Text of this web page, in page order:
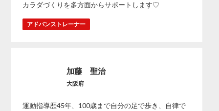
カラダづくりを多方面からサポートします♡
アドバンストレーナー
加藤 聖治
大阪府
運動指導歴45年、100歳まで自分の足で歩き、自律で